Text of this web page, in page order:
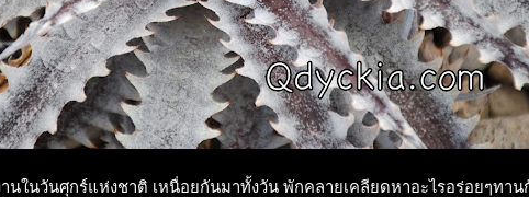
านในวันศุกร์แห่งชาติ เหนื่อยกันมาทั้งวัน พักคลายเคลียดหาอะไรอร่อยๆทา